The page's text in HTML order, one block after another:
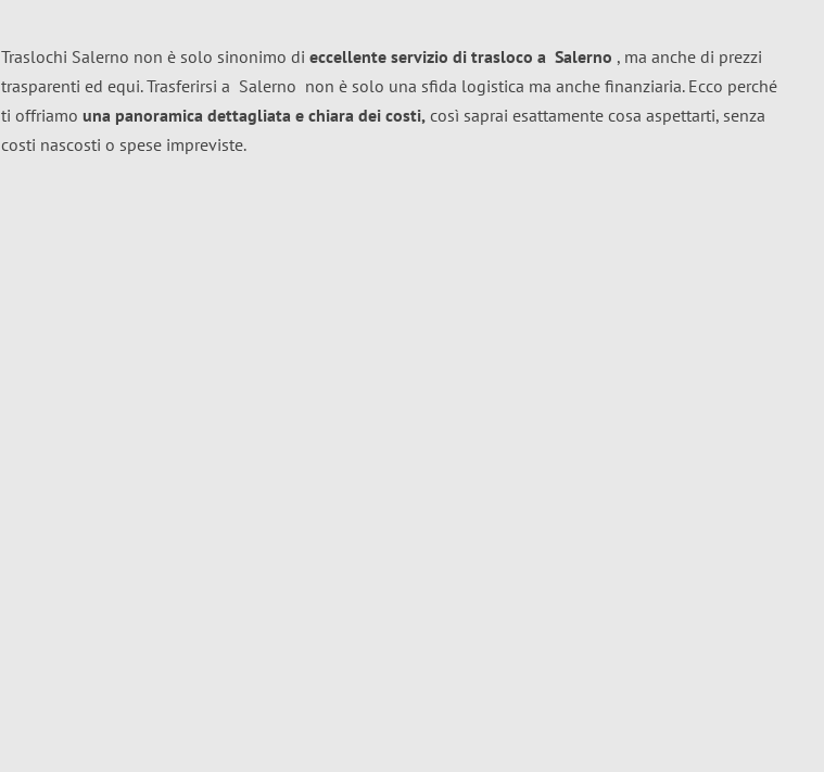
Traslochi Salerno non è solo sinonimo di eccellente servizio di trasloco a Salerno , ma anche di prezzi
trasparenti ed equi. Trasferirsi a Salerno non è solo una sfida logistica ma anche finanziaria. Ecco perché
ti offriamo una panoramica dettagliata e chiara dei costi, così saprai esattamente cosa aspettarti, senza
costi nascosti o spese impreviste.